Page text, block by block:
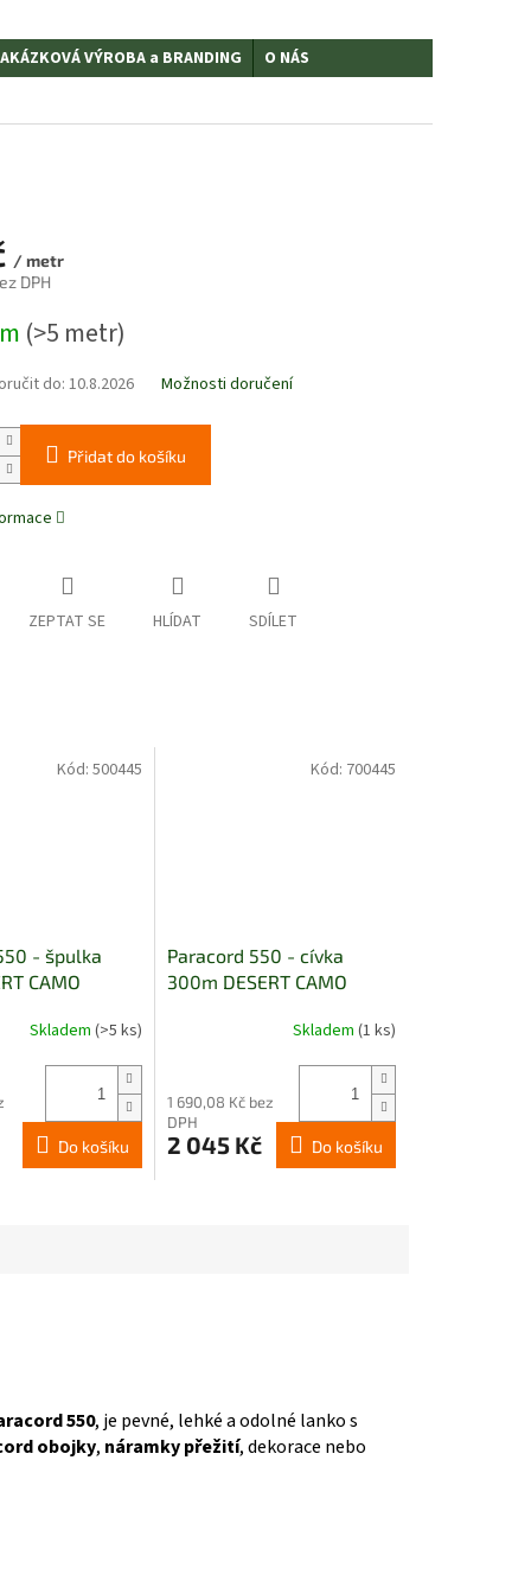
VÝROBA a BRANDING O NÁS
/ metr
DPH
(>5 metr)
do: 10.8.2026 Možnosti doručení
Přidat do košíku
ZEPTAT SE HLÍDAT SDÍLET
- špulka
CAMO
Skladem (>5 ks)
Do košíku
Kód: 500445
Paracord 550 - cívka
300m DESERT CAMO
Skladem (1 ks)
1 690,08 Kč bez
DPH
2 045 Kč Do košíku
Kód: 700445
550, je pevné, lehké a odolné lanko s
obojky, náramky přežití, dekorace nebo